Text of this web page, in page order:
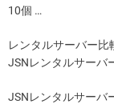
10個 …
レンタルサーバー比
JSNレンタルサーバ
JSNレンタルサーバ